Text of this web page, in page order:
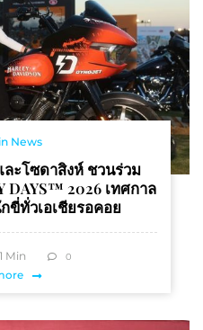
News
ะโซดาสิงห์ ชวนร่วม
DAYS™ 2026 เทศกาล
ขี่ทั่วเอเชียรอคอย
1 Min 0